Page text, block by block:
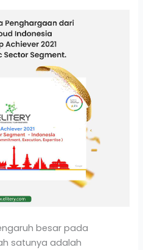
besar pada
satunya adalah